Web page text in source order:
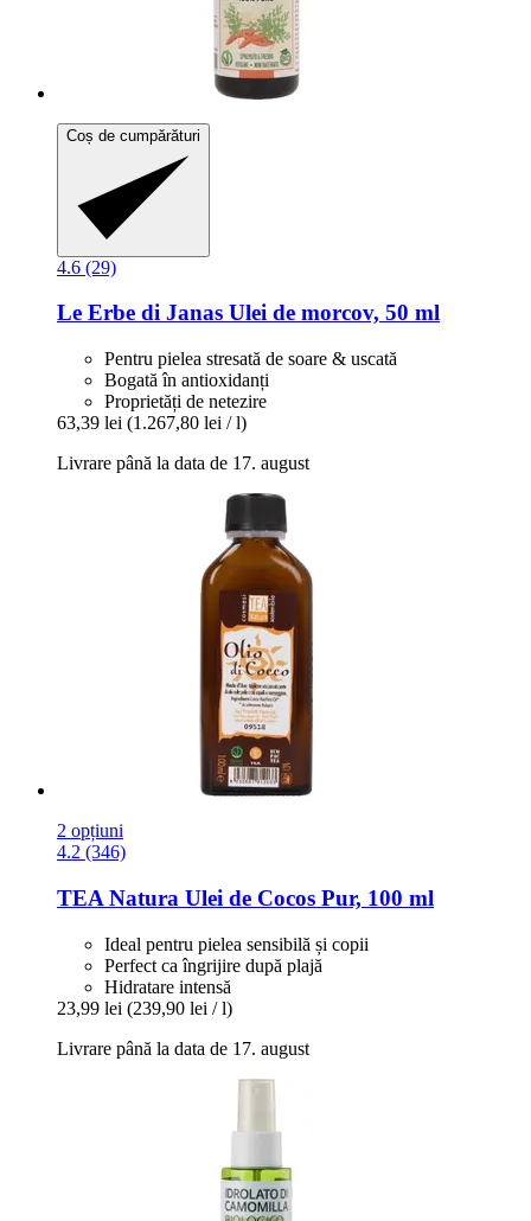
Coș de cumpărături
4.6 (29)
Le Erbe di Janas Ulei de morcov, 50 ml
Pentru pielea stresată de soare & uscată
Bogată în antioxidanți
Proprietăți de netezire
63,39 lei (1.267,80 lei / l)
Livrare până la data de 17. august
2 opțiuni
4.2 (346)
TEA Natura Ulei de Cocos Pur, 100 ml
Ideal pentru pielea sensibilă și copii
Perfect ca îngrijire după plajă
Hidratare intensă
23,99 lei (239,90 lei / l)
Livrare până la data de 17. august